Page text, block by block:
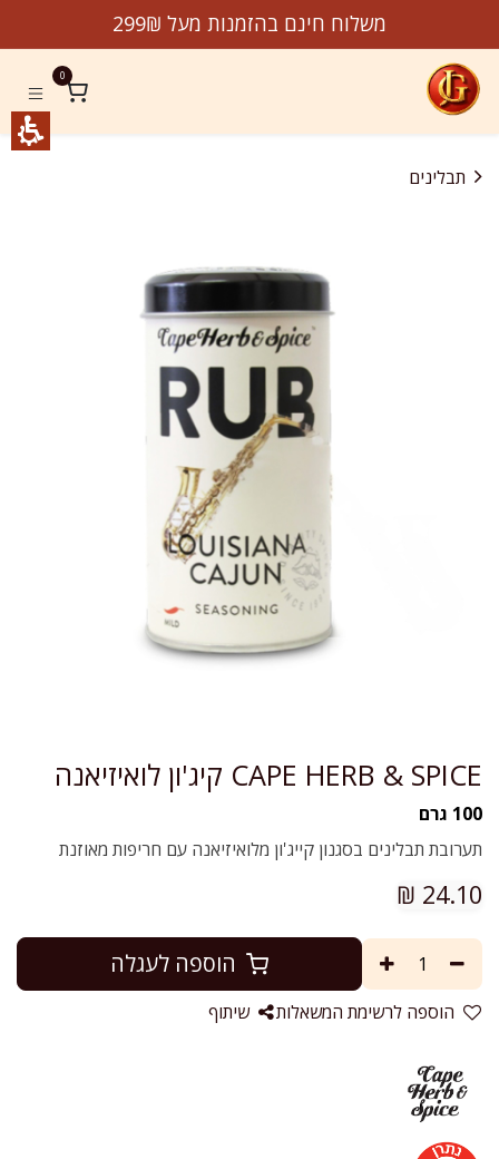
משלוח חינם בהזמנות מעל 299₪
0
תבלינים
CAPE HERB & SPICE קיג'ון לואיזיאנה
100 גרם
תערובת תבלינים בסגנון קייג'ון מלואיזיאנה עם חריפות מאוזנת
24.10
₪
הוספה לעגלה
הוספה לרשימת המשאלות שיתוף